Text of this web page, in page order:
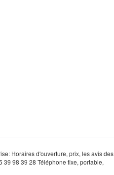
Horaires d'ouverture, prix, les avis des
98 39 28 Téléphone fixe, portable,